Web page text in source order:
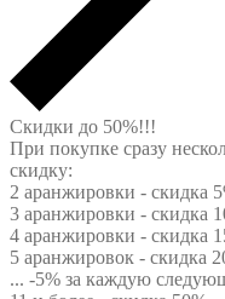
Скидки до 50%!!!
При покупке сразу
скидку:
2 аранжировки - скидка
3 аранжировки - скидка
4 аранжировки - скидка
5 аранжировок - скидка
... -5% за каждую